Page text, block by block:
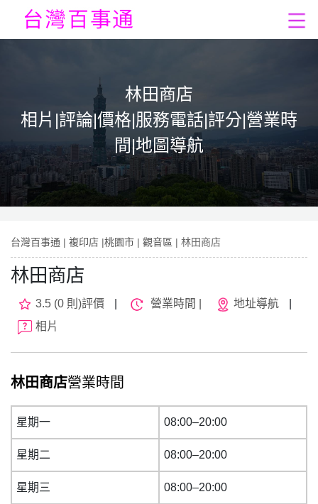
林田商店
相片|評論|價格|服務電話|評分|營業時
間|地圖導航
台灣百事通 | 複印店 |桃園市 | 觀音區 | 林田商店
林田商店
3.5 (0 則)評價 營業時間 | 地址導航
相片
林田商店營業時間
星期一 08:00–20:00
星期二 08:00–20:00
星期三 08:00–20:00